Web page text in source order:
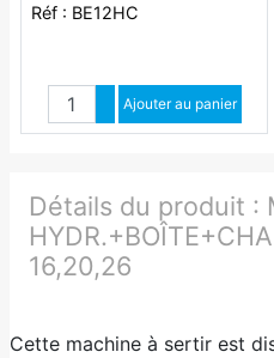
Réf : BE12HC
Quantité
Augmenter quantité
Diminuer quantité
Ajouter au panier
Détails du produit :
16,20,26
Cette machine à sertir est